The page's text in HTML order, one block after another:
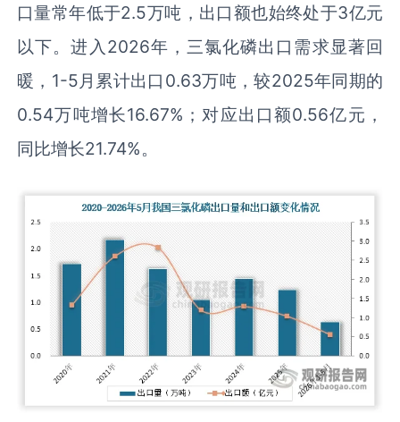
口量常年低于2.5万吨，出口额也始终处于3亿元
以下。进入2026年，三氯化磷出口需求显著回
暖，1-5月累计出口0.63万吨，较2025年同期的
0.54万吨增长16.67%；对应出口额0.56亿元，
同比增长21.74%。